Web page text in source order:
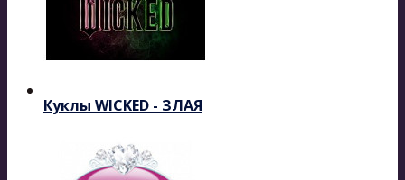
Куклы WICKED - ЗЛАЯ